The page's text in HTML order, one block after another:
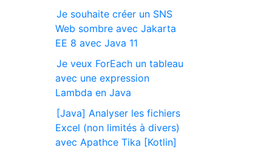
Je souhaite créer un SNS
Web sombre avec Jakarta
EE 8 avec Java 11
Je veux ForEach un tableau
avec une expression
Lambda en Java
[Java] Analyser les fichiers
Excel (non limités à divers)
avec Apathce Tika [Kotlin]